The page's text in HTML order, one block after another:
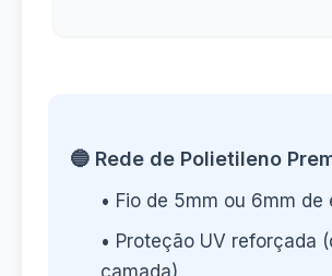
🔵 Rede de Polietileno
• Fio de 5mm ou 6mm de
• Proteção UV reforçada
camada)